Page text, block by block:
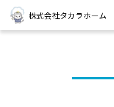
株式会社タカラホーム